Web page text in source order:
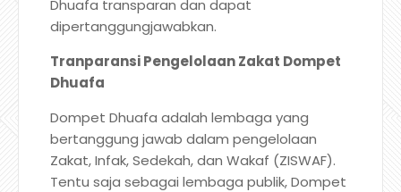
Dhuafa transparan dan dapat
dipertanggungjawabkan.
Tranparansi Pengelolaan Zakat Dompet
Dhuafa
Dompet Dhuafa adalah lembaga yang
bertanggung jawab dalam pengelolaan
Zakat, Infak, Sedekah, dan Wakaf (ZISWAF).
Tentu saja sebagai lembaga publik, Dompet